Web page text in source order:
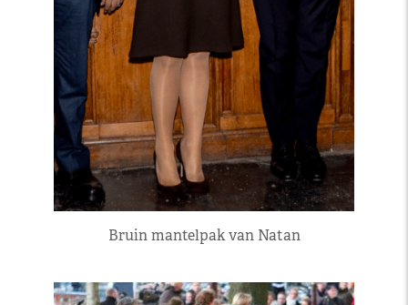
Bruin mantelpak van Natan